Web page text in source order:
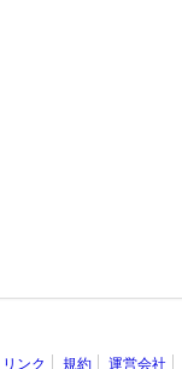
リンク 規約 運営会社